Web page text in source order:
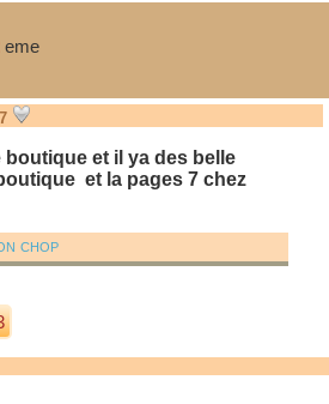
eme
et il ya des belle
et la pages 7 chez
chop